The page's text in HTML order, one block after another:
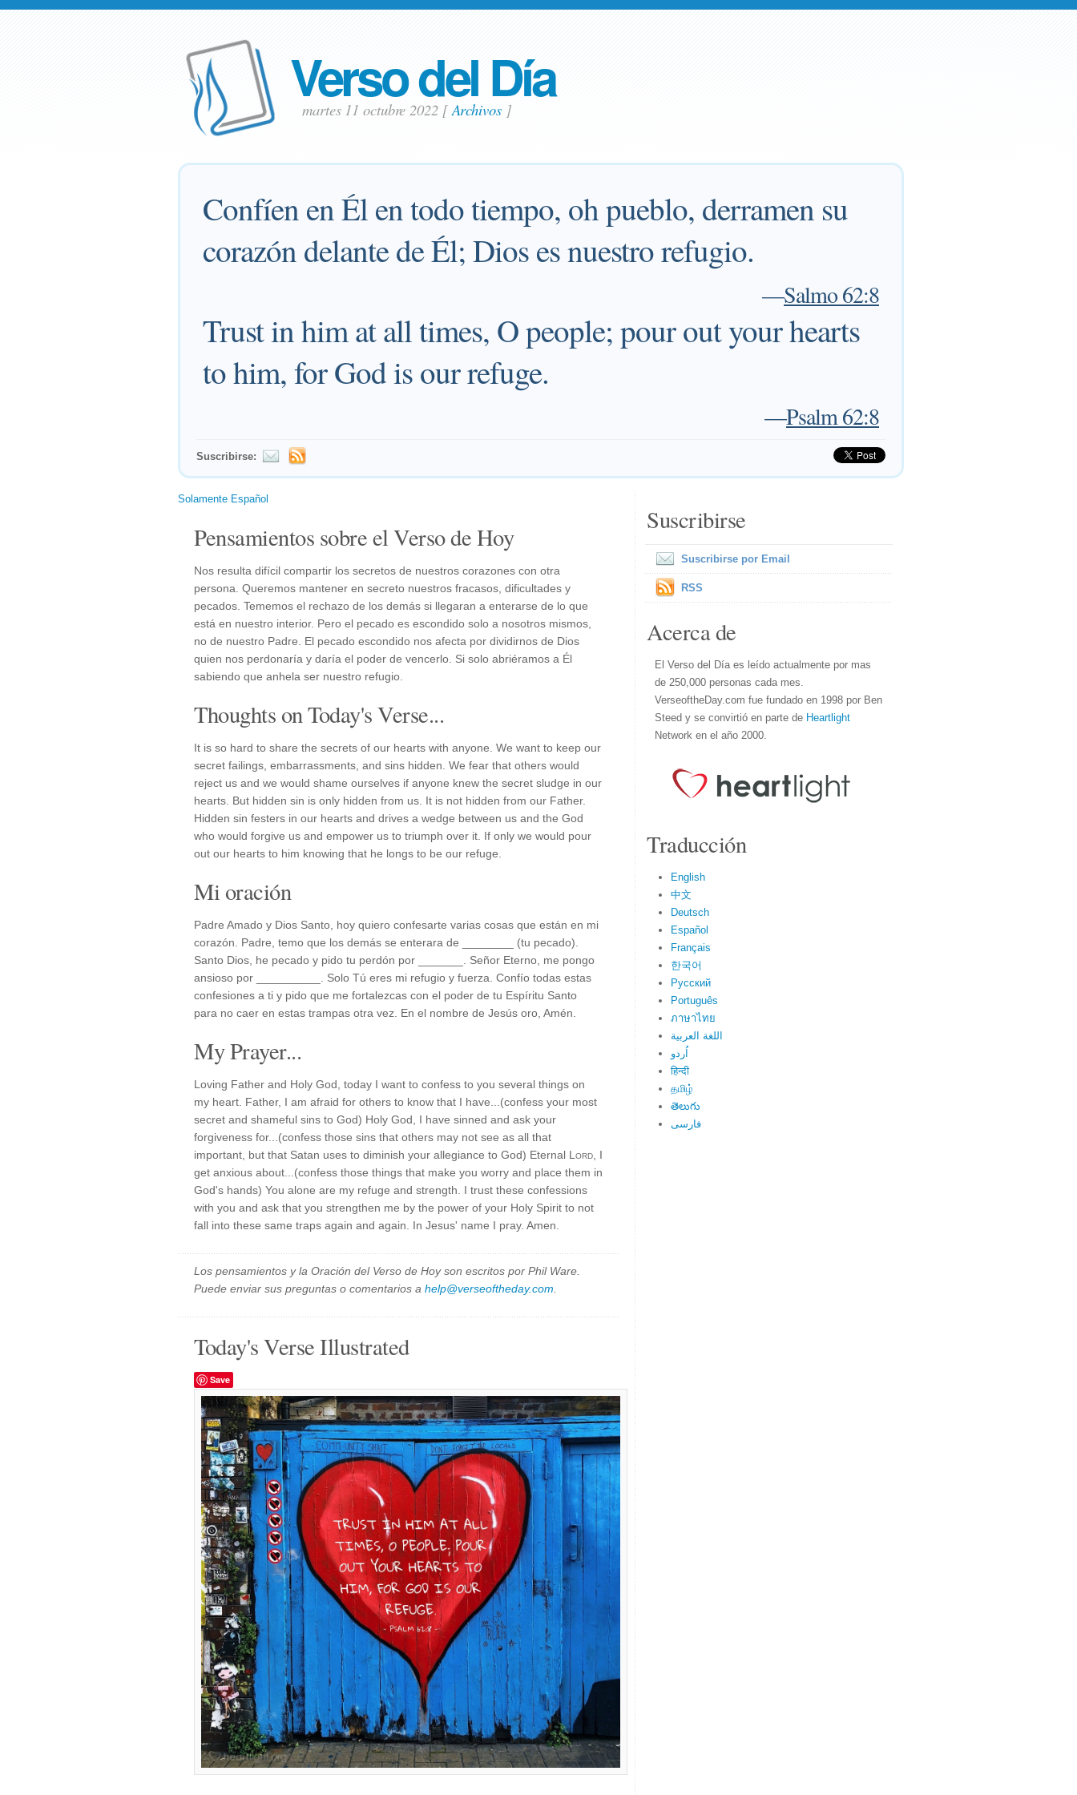
Verso del Día
martes 11 octubre 2022 [Archivos]
Confíen en Él en todo tiempo, oh pueblo, derramen su
corazón delante de Él; Dios es nuestro refugio.
—Salmo 62:8
Trust in him at all times, O people; pour out your hearts
to him, for God is our refuge.
—Psalm 62:8
Suscribirse:
Solamente Español
Pensamientos sobre el Verso de Hoy
Nos resulta difícil compartir los secretos de nuestros corazones con otra
persona. Queremos mantener en secreto nuestros fracasos, dificultades y
pecados. Tememos el rechazo de los demás si llegaran a enterarse de lo que
está en nuestro interior. Pero el pecado es escondido solo a nosotros mismos,
no de nuestro Padre. El pecado escondido nos afecta por dividirnos de Dios
quien nos perdonaría y daría el poder de vencerlo. Si solo abriéramos a Él
sabiendo que anhela ser nuestro refugio.
Thoughts on Today's Verse...
It is so hard to share the secrets of our hearts with anyone. We want to keep our
secret failings, embarrassments, and sins hidden. We fear that others would
reject us and we would shame ourselves if anyone knew the secret sludge in our
hearts. But hidden sin is only hidden from us. It is not hidden from our Father.
Hidden sin festers in our hearts and drives a wedge between us and the God
who would forgive us and empower us to triumph over it. If only we would pour
out our hearts to him knowing that he longs to be our refuge.
Mi oración
Padre Amado y Dios Santo, hoy quiero confesarte varias cosas que están en mi
corazón. Padre, temo que los demás se enterara de ________ (tu pecado).
Santo Dios, he pecado y pido tu perdón por _______. Señor Eterno, me pongo
ansioso por __________. Solo Tú eres mi refugio y fuerza. Confío todas estas
confesiones a ti y pido que me fortalezcas con el poder de tu Espíritu Santo
para no caer en estas trampas otra vez. En el nombre de Jesús oro, Amén.
My Prayer...
Loving Father and Holy God, today I want to confess to you several things on
my heart. Father, I am afraid for others to know that I have...(confess your most
secret and shameful sins to God) Holy God, I have sinned and ask your
forgiveness for...(confess those sins that others may not see as all that
important, but that Satan uses to diminish your allegiance to God) Eternal Lord , I
get anxious about...(confess those things that make you worry and place them in
God's hands) You alone are my refuge and strength. I trust these confessions
with you and ask that you strengthen me by the power of your Holy Spirit to not
fall into these same traps again and again. In Jesus' name I pray. Amen.
Los pensamientos y la Oración del Verso de Hoy son escritos por Phil Ware.
Puede enviar sus preguntas o comentarios a help@verseoftheday.com
Today's Verse Illustrated
Save
Suscribirse
Suscribirse por Email
RSS
Acerca de
El Verso del Día es leído actualmente por mas
de 250,000 personas cada mes.
VerseoftheDay.com fue fundado en 1998 por Ben
Steed y se convirtió en parte de Heartlight
Network en el año 2000.
Traducción
English
中文
Deutsch
Español
Français
한국어
Русский
Português
ภาษาไทย
اللغة العربية
اُردو
हिन्दी
தமிழ்
తెలుగు
فارسی